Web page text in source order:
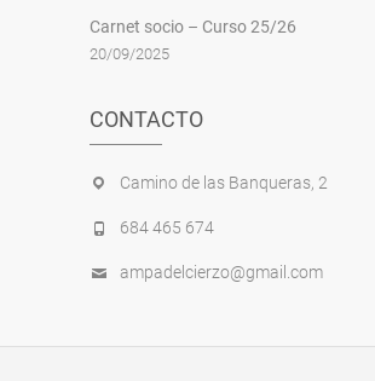
Carnet socio – Curso 25/26
20/09/2025
CONTACTO
Camino de las Banqueras, 2
684 465 674
ampadelcierzo@gmail.com